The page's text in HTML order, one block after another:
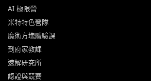
AI 極限營
米特特色營隊
魔術方塊體驗課
到府家教課
速解研究所
認證與競賽